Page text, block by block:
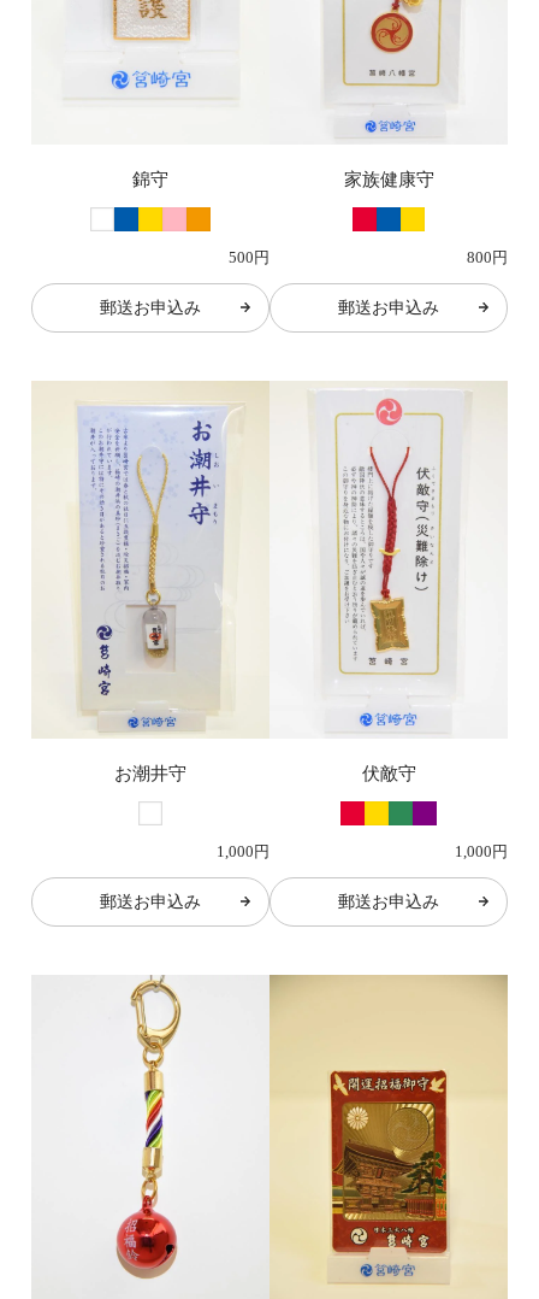
錦守
500円
郵送お申込み
家族健康守
800円
郵送お申込み
お潮井守
1,000円
郵送お申込み
伏敵守
1,000円
郵送お申込み